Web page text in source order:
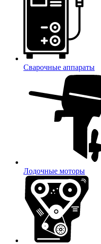
Сварочные аппараты
Лодочные моторы